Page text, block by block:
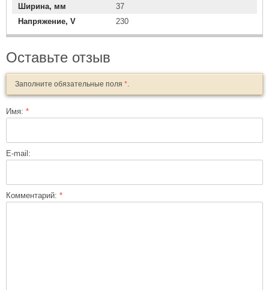
Ширина, мм
37
Напряжение, V
230
Оставьте отзыв
Заполните обязательные поля *
Имя: *
E-mail:
Комментарий: *